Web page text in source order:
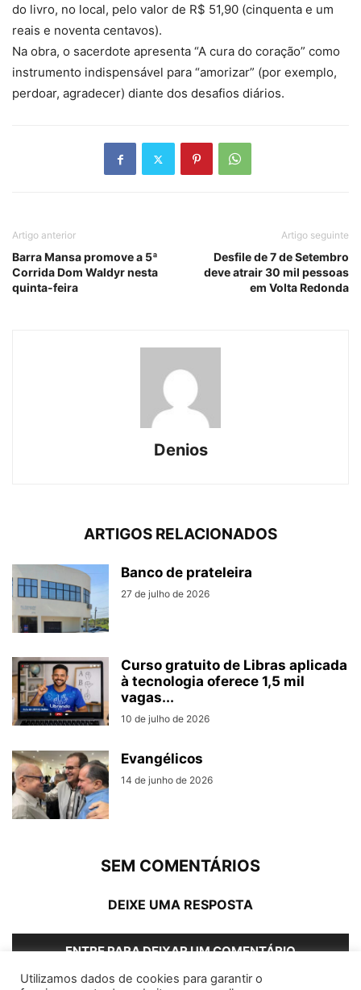
do livro, no local, pelo valor de R$ 51,90 (cinquenta e um
reais e noventa centavos).
Na obra, o sacerdote apresenta “A cura do coração” como
instrumento indispensável para “amorizar” (por exemplo,
perdoar, agradecer) diante dos desafios diários.
Artigo anterior
Barra Mansa promove a 5ª
Corrida Dom Waldyr nesta
quinta-feira
Artigo seguinte
Desfile de 7 de Setembro
deve atrair 30 mil pessoas
em Volta Redonda
Denios
ARTIGOS RELACIONADOS
Banco de prateleira
27 de julho de 2026
Curso gratuito de Libras aplicada
à tecnologia oferece 1,5 mil
vagas...
10 de julho de 2026
Evangélicos
14 de junho de 2026
SEM COMENTÁRIOS
DEIXE UMA RESPOSTA
ENTRE PARA DEIXAR UM COMENTÁRIO
Utilizamos dados de cookies para garantir o